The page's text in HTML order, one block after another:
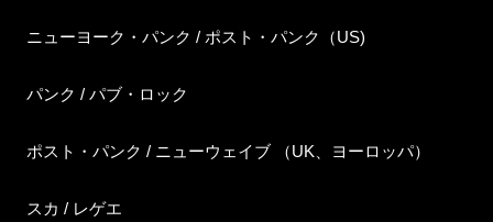
ニューヨーク・パンク / ポスト・パンク（US)
パンク / パブ・ロック
ポスト・パンク / ニューウェイブ （UK、ヨーロッパ）
スカ / レゲエ